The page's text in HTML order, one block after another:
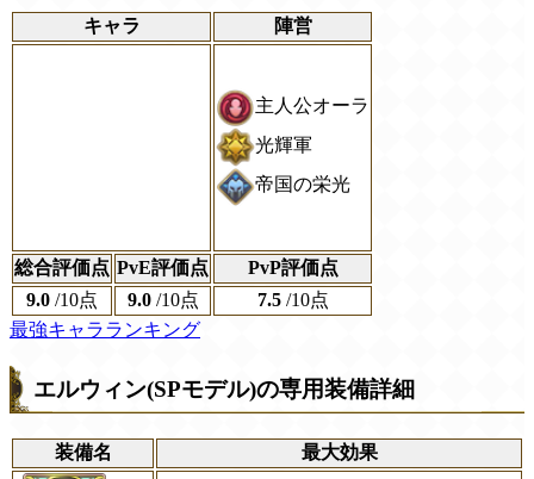
キャラ 陣営
主人公オーラ
光輝軍
帝国の栄光
総合評価点 PvE評価点
PvP評価点
9.0 /10点 9.0/10点 7.5/10点
最強キャラランキング
エルウィン(SPモデル)の専用装備詳細
装備名 最大効果